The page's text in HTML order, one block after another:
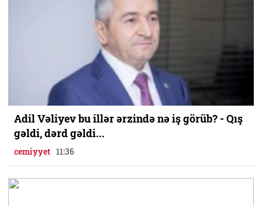
Adil Vəliyev bu illər ərzində nə iş görüb? - Qış
gəldi, dərd gəldi...
cemiyyet 11:36